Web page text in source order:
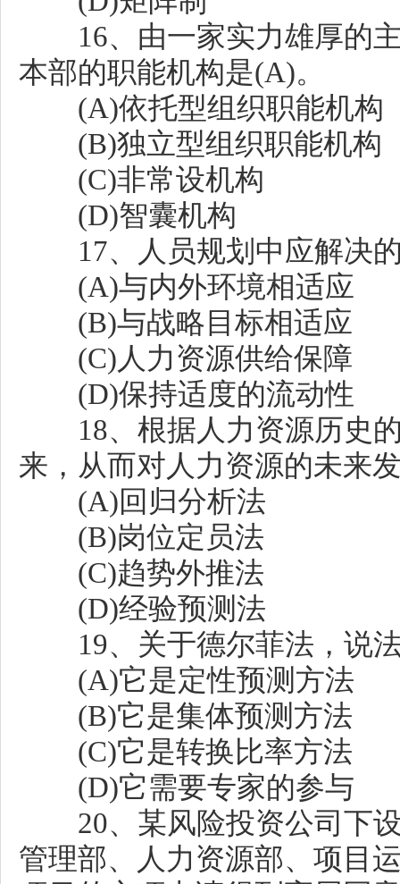
16、由一家实力雄厚的主
本部的职能机构是(A)。
(A)依托型组织职能机构
(B)独立型组织职能机构
(C)非常设机构
(D)智囊机构
17、人员规划中应解决的
(A)与内外环境相适应
(B)与战略目标相适应
(C)人力资源供给保障
(D)保持适度的流动性
18、根据人力资源历史的
来，从而对人力资源的未来
(A)回归分析法
(B)岗位定员法
(C)趋势外推法
(D)经验预测法
19、关于德尔菲法，说法
(A)它是定性预测方法
(B)它是集体预测方法
(C)它是转换比率方法
(D)它需要专家的参与
20、某风险投资公司下设
管理部、人力资源部、项目